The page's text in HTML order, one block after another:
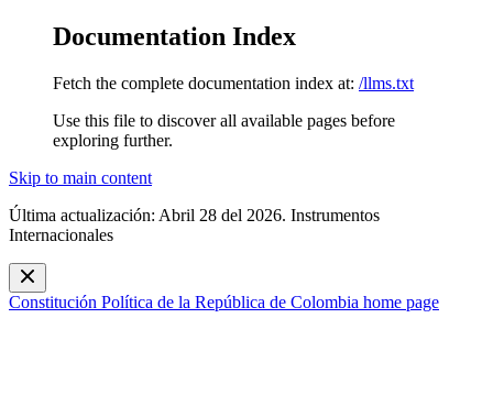
Documentation Index
Fetch the complete documentation index at: /llms.txt
Use this file to discover all available pages before
exploring further.
Skip to main content
Última actualización: Abril 28 del 2026. Instrumentos
Internacionales
Constitución Política de la República de Colombia home page